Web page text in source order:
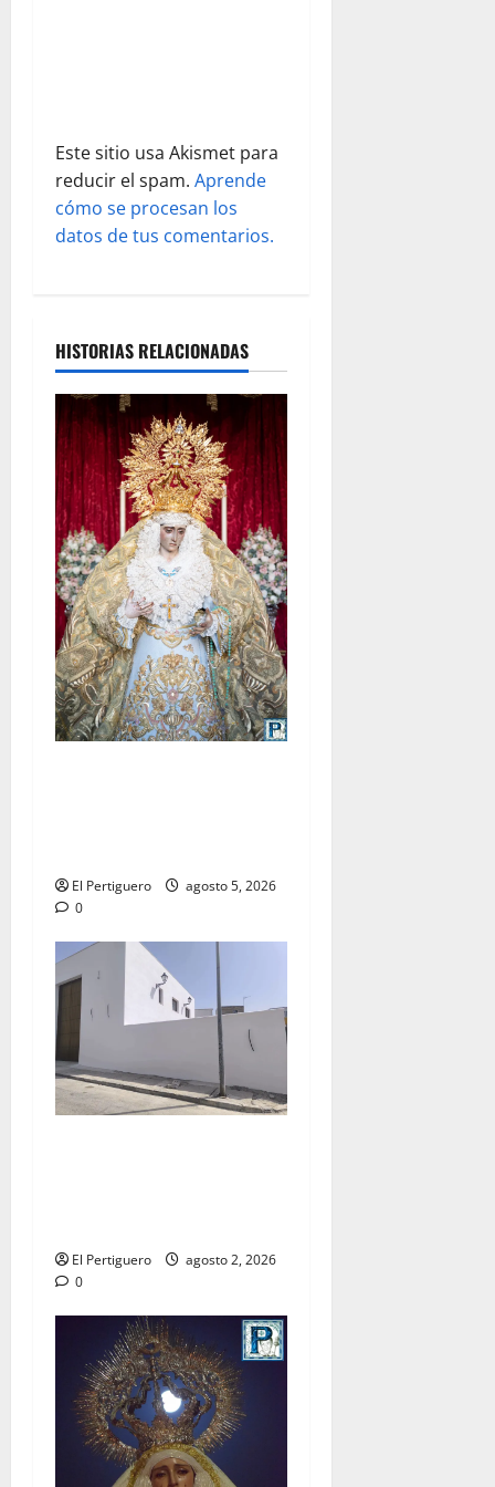
a
s
Este sitio usa Akismet para
reducir el spam. Aprende
cómo se procesan los
datos de tus comentarios.
HISTORIAS RELACIONADAS
El Pertiguero
agosto 5, 2026
0
El Pertiguero
agosto 2, 2026
0